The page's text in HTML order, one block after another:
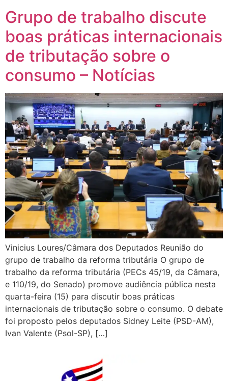
Grupo de trabalho discute
boas práticas internacionais
de tributação sobre o
consumo – Notícias
Vinicius Loures/Câmara dos Deputados Reunião do
grupo de trabalho da reforma tributária O grupo de
trabalho da reforma tributária (PECs 45/19, da Câmara,
e 110/19, do Senado) promove audiência pública nesta
quarta-feira (15) para discutir boas práticas
internacionais de tributação sobre o consumo. O debate
foi proposto pelos deputados Sidney Leite (PSD-AM),
Ivan Valente (Psol-SP), […]